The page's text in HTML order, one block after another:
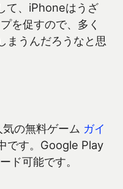
て、iPhoneはうざ
を促すので、多く
まうんだろうなと思
の無料ゲーム ガイ
です。Google Play
ド可能です。